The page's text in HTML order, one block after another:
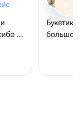
❤️
P
Букетик